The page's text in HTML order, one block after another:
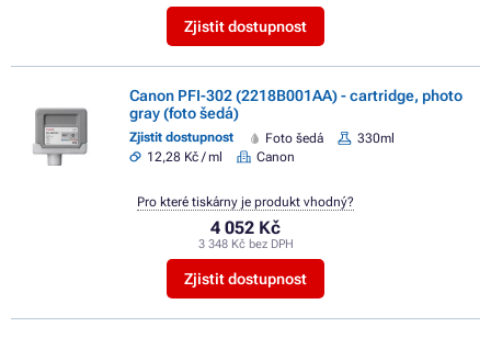
Zjistit dostupnost
Canon PFI-302 (2218B001AA) - cartridge, photo
gray (foto šedá)
Zjistit dostupnost Foto šedá
330ml
12,28 Kč / ml
Canon
4 052 Kč
3 348 Kč bez DPH
Zjistit dostupnost
Pro které tiskárny je produkt vhodný?